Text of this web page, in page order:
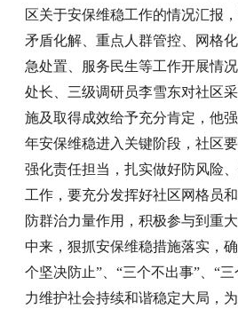
区关于安保维稳工作的情况汇报
矛盾化解、重点人群管控、网格
急处置、服务民生等工作开展情
处长、三级调研员李雪东对社区
施及取得成效给予充分肯定，他
年安保维稳进入关键阶段，社区
强化责任担当，扎实做好防风险
工作，要充分发挥好社区网格员
防群治力量作用，积极参与到重
中来，狠抓安保维稳措施落实，
个坚决防止”、“三个不出事”、“
力维护社会持续和谐稳定大局，